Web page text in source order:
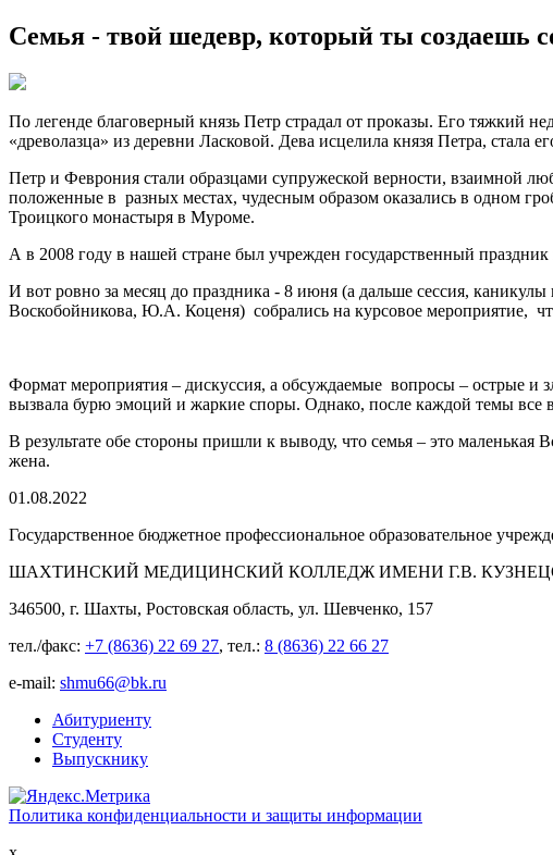
Семья - твой шедевр, который ты создаешь
По легенде благоверный князь Петр страдал от проказы. Его тяжкий
«древолазца» из деревни Ласковой. Дева исцелила князя Петра,
Петр и Феврония стали образцами супружеской верности, взаимной
положенные в разных местах, чудесным образом оказались в одном
Троицкого монастыря в Муроме.
А в 2008 году в нашей стране был учрежден государственный
И вот ровно за месяц до праздника - 8 июня (а дальше сессия,
Воскобойникова, Ю.А. Коценя) собрались на курсовое мероприятие,
Формат мероприятия – дискуссия, а обсуждаемые вопросы – острые и
вызвала бурю эмоций и жаркие споры. Однако, после каждой темы
В результате обе стороны пришли к выводу, что семья – это
жена.
01.08.2022
Государственное бюджетное профессиональное образовательное
ШАХТИНСКИЙ МЕДИЦИНСКИЙ КОЛЛЕДЖ ИМЕНИ Г.В.
346500, г. Шахты, Ростовская область, ул. Шевченко, 157
тел./факс: +7 (8636) 22 69 27, тел.: 8 (8636) 22 66 27
e-mail: shmu66@bk.ru
Абитуриенту
Студенту
Выпускнику
Политика конфиденциальности и защиты информации